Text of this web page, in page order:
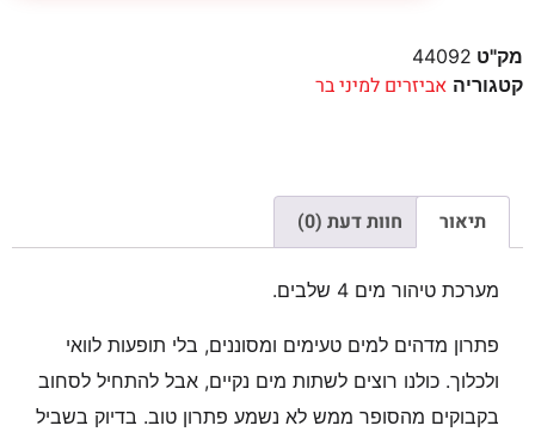
מק"ט 44092
קטגוריה אביזרים למיני בר
תיאור חוות דעת (0)
מערכת טיהור מים 4 שלבים.
פתרון מדהים למים טעימים ומסוננים, בלי תופעות לוואי
ולכלוך. כולנו רוצים לשתות מים נקיים, אבל להתחיל לסחוב
בקבוקים מהסופר ממש לא נשמע פתרון טוב. בדיוק בשביל